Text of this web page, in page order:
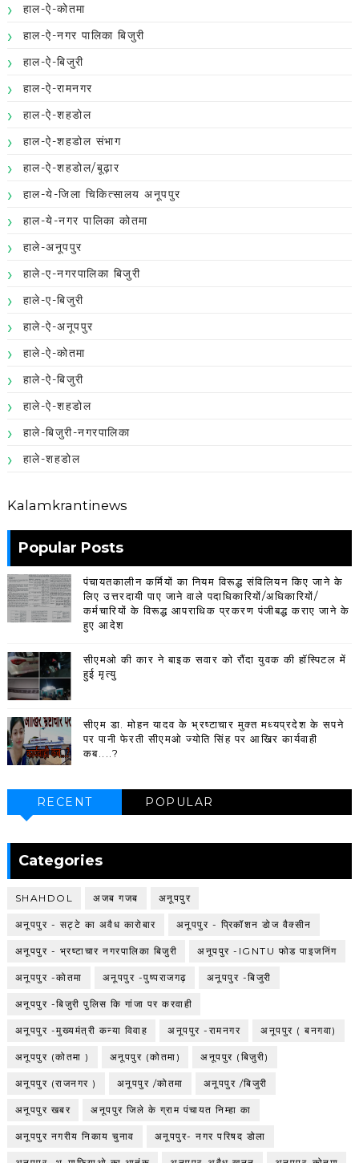
हाल-ऐ-कोतमा
हाल-ऐ-नगर पालिका बिजुरी
हाल-ऐ-बिजुरी
हाल-ऐ-रामनगर
हाल-ऐ-शहडोल
हाल-ऐ-शहडोल संभाग
हाल-ऐ-शहडोल/बूढ़ार
हाल-ये-जिला चिकित्सालय अनूपपुर
हाल-ये-नगर पालिका कोतमा
हाले-अनूपपुर
हाले-ए-नगरपालिका बिजुरी
हाले-ए-बिजुरी
हाले-ऐ-अनूपपुर
हाले-ऐ-कोतमा
हाले-ऐ-बिजुरी
हाले-ऐ-शहडोल
हाले-बिजुरी-नगरपालिका
हाले-शहडोल
Kalamkrantinews
Popular Posts
पंचायतकालीन कर्मियों का नियम विरूद्ध संविलियन किए जाने के
लिए उत्तरदायी पाए जाने वाले पदाधिकारियों/अधिकारियों/
कर्मचारियों के विरूद्ध आपराधिक प्रकरण पंजीबद्ध कराए जाने के
हुए आदेश
सीएमओ की कार ने बाइक सवार को रौंदा युवक की हॉस्पिटल में
हुई मृत्यु
सीएम डा. मोहन यादव के भ्रष्टाचार मुक्त मध्यप्रदेश के सपने
पर पानी फेरती सीएमओ ज्योति सिंह पर आखिर कार्यवाही
कब....?
RECENT POPULAR
Categories
SHAHDOL अजब गजब अनूपपुर
अनूपपुर - सट्टे का अवैध कारोबार अनूपपुर - प्रिकॉशन डोज वैक्सीन
अनूपपुर - भ्रष्टाचार नगरपालिका बिजुरी अनूपपुर -IGNTU फोड पाइजनिंग
अनूपपुर -कोतमा अनूपपुर -पुष्पराजगढ़ अनूपपुर -बिजुरी
अनूपपुर -बिजुरी पुलिस कि गांजा पर करवाही
अनूपपुर -मुख्यमंत्री कन्या विवाह अनूपपुर -रामनगर अनूपपुर ( बनगवा)
अनूपपुर (कोतमा ) अनूपपुर (कोतमा) अनूपपुर (बिजुरी)
अनूपपुर (राजनगर ) अनूपपुर /कोतमा अनूपपुर /बिजुरी
अनूपपुर खबर अनूपपुर जिले के ग्राम पंचायत निम्हा का
अनूपपुर नगरीय निकाय चुनाव अनूपपुर- नगर परिषद डोला